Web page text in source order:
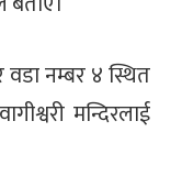
वडा नम्बर ४ स्थित
मन्दिरलाई